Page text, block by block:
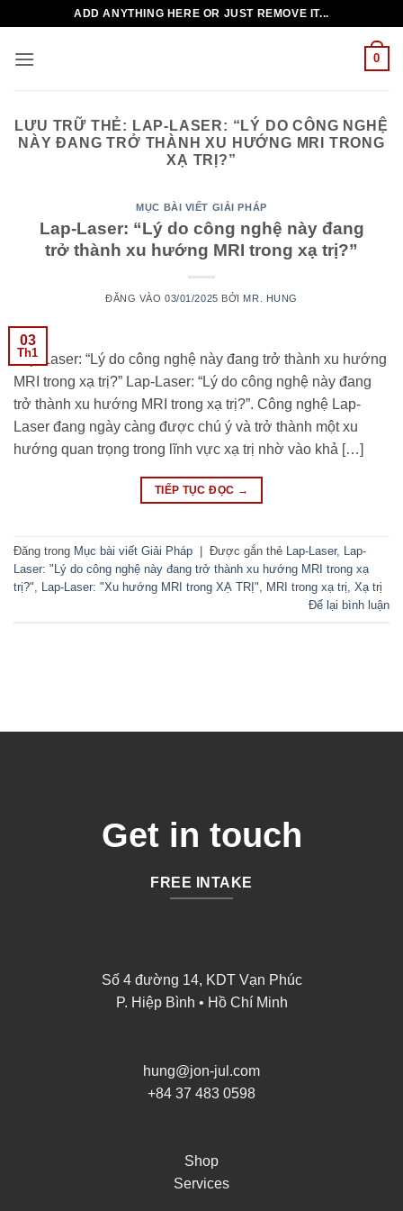
nội
ADD ANYTHING HERE OR JUST REMOVE IT...
0
LƯU TRỮ THẺ: LAP-LASER: “LÝ DO CÔNG NGHỆ
NÀY ĐANG TRỞ THÀNH XU HƯỚNG MRI TRONG
XẠ TRỊ?”
MỤC BÀI VIẾT GIẢI PHÁP
Lap-Laser: “Lý do công nghệ này đang
trở thành xu hướng MRI trong xạ trị?”
ĐĂNG VÀO03/01/2025 BỞI MR. HUNG
03
Th1
Lap-Laser: “Lý do công nghệ này đang trở thành xu hướng
MRI trong xạ trị?” Lap-Laser: “Lý do công nghệ này đang
trở thành xu hướng MRI trong xạ trị?”. Công nghệ Lap-
Laser đang ngày càng được chú ý và trở thành một xu
hướng quan trọng trong lĩnh vực xạ trị nhờ vào khả […]
TIẾP TỤC ĐỌC →
Đăng trong Mục bài viết Giải Pháp Được gắn thẻ Lap-Laser,
Lap-
Laser: "Lý do công nghệ này đang trở thành xu hướng MRI trong xạ
trị?"
Lap-Laser: "Xu hướng MRI trong XẠ TRỊ" MRI trong xạ trị Xạ trị
Để lại bình luận
Get in touch
FREE INTAKE
Số 4 đường 14, KDT Vạn Phúc
P. Hiệp Bình • Hồ Chí Minh
hung@jon-jul.com
+84 37 483 0598
Shop
Services